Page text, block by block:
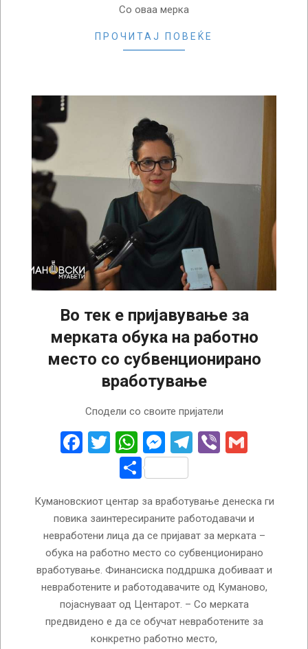
Со оваа мерка
ПРОЧИТАЈ ПОВЕЌЕ
Во тек е пријавување за
мерката обука на работно
место со субвенционирано
вработување
Сподели со своите пријатели
Facebook
Twitter
WhatsApp
Messenger
Telegram
Viber
Share
Кумановскиот центар за вработување денеска ги
повика заинтересираните работодавачи и
невработени лица да се пријават за мерката –
обука на работно место со субвенционирано
вработување. Финансиска поддршка добиваат и
невработените и работодавачите од Куманово,
појаснуваат од Центарот. – Со мерката
предвидено е да се обучат невработените за
конкретно работно место,